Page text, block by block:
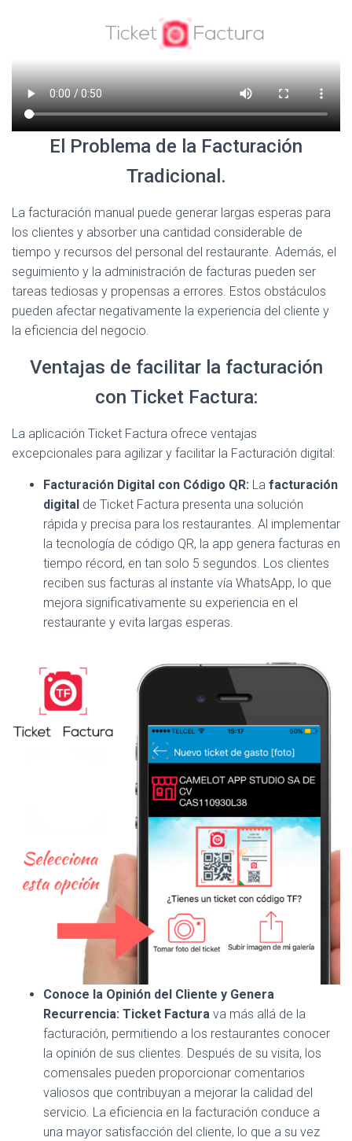
El Problema de la Facturación
Tradicional.
La facturación manual puede generar largas esperas para
los clientes y absorber una cantidad considerable de
tiempo y recursos del personal del restaurante. Además, el
seguimiento y la administración de facturas pueden ser
tareas tediosas y propensas a errores. Estos obstáculos
pueden afectar negativamente la experiencia del cliente y
la eficiencia del negocio.
Ventajas de facilitar la facturación
con Ticket Factura:
La aplicación Ticket Factura ofrece ventajas
excepcionales para agilizar y facilitar la Facturación digital:
Facturación Digital con Código QR: La facturación
digital de Ticket Factura presenta una solución
rápida y precisa para los restaurantes. Al implementar
la tecnología de código QR, la app genera facturas en
tiempo récord, en tan solo 5 segundos. Los clientes
reciben sus facturas al instante vía WhatsApp, lo que
mejora significativamente su experiencia en el
restaurante y evita largas esperas.
Conoce la Opinión del Cliente y Genera
Recurrencia: Ticket Factura va más allá de la
facturación, permitiendo a los restaurantes conocer
la opinión de sus clientes. Después de su visita, los
comensales pueden proporcionar comentarios
valiosos que contribuyan a mejorar la calidad del
servicio. La eficiencia en la facturación conduce a
una mayor satisfacción del cliente, lo que a su vez